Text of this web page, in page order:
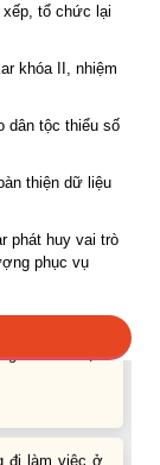
tổ chức lại
khóa II, nhiệm
dân tộc thiểu số
thiện dữ liệu
phát huy vai trò
phục vụ
vị trí dự kiến
đi làm việc
đi làm việc ở